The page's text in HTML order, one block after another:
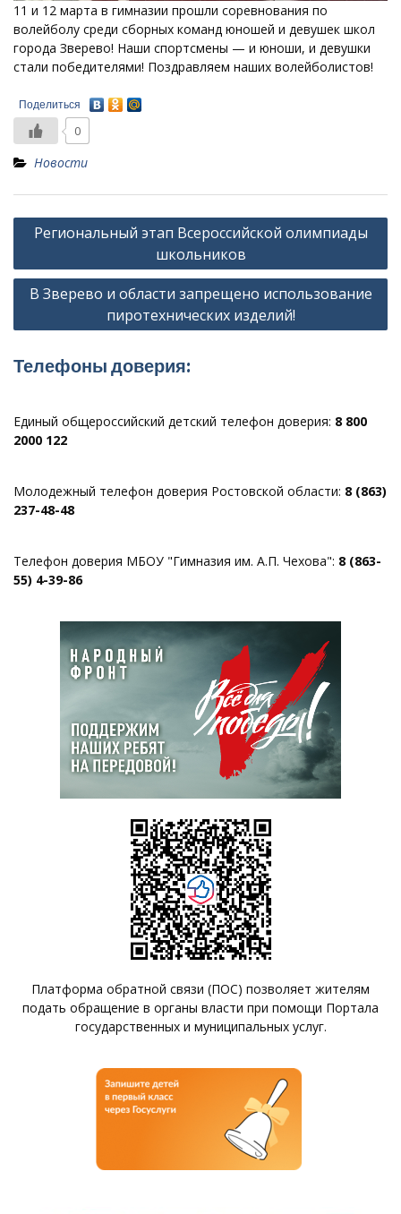
11 и 12 марта в гимназии прошли соревнования по
волейболу среди сборных команд юношей и девушек школ
города Зверево! Наши спортсмены — и юноши, и девушки
стали победителями! Поздравляем наших волейболистов!
Поделиться
0
Новости
Навигация
записям
Региональный этап Всероссийской олимпиады
школьников
В Зверево и области запрещено использование
пиротехнических изделий!
Телефоны доверия:
Единый общероссийский детский телефон доверия: 8 800
2000 122
Молодежный телефон доверия Ростовской области: 8 (863)
237-48-48
Телефон доверия МБОУ "Гимназия им. А.П. Чехова": 8 (863-
55) 4-39-86
Платформа обратной связи (ПОС) позволяет жителям
подать обращение в органы власти при помощи Портала
государственных и муниципальных услуг.